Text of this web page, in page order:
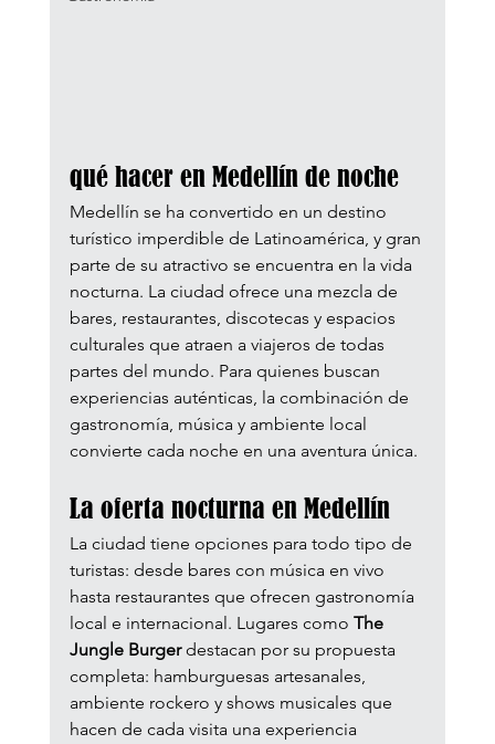
qué hacer en Medellín de noche
Medellín se ha convertido en un destino
turístico imperdible de Latinoamérica, y gran
parte de su atractivo se encuentra en la vida
nocturna. La ciudad ofrece una mezcla de
bares, restaurantes, discotecas y espacios
culturales que atraen a viajeros de todas
partes del mundo. Para quienes buscan
experiencias auténticas, la combinación de
gastronomía, música y ambiente local
convierte cada noche en una aventura única.
La oferta nocturna en Medellín
La ciudad tiene opciones para todo tipo de
turistas: desde bares con música en vivo
hasta restaurantes que ofrecen gastronomía
local e internacional. Lugares como The
Jungle Burger destacan por su propuesta
completa: hamburguesas artesanales,
ambiente rockero y shows musicales que
hacen de cada visita una experiencia